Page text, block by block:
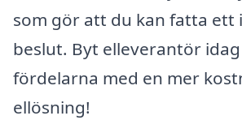
som gör att du kan fatta ett
beslut. Byt elleverantör
fördelarna med en mer
ellösning!